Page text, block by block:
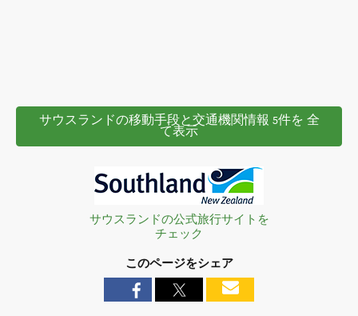
サウスランドの移動手段と交通機関情報 5件を 全
て表示
サウスランドの公式旅行サイトを
チェック
このページをシェア